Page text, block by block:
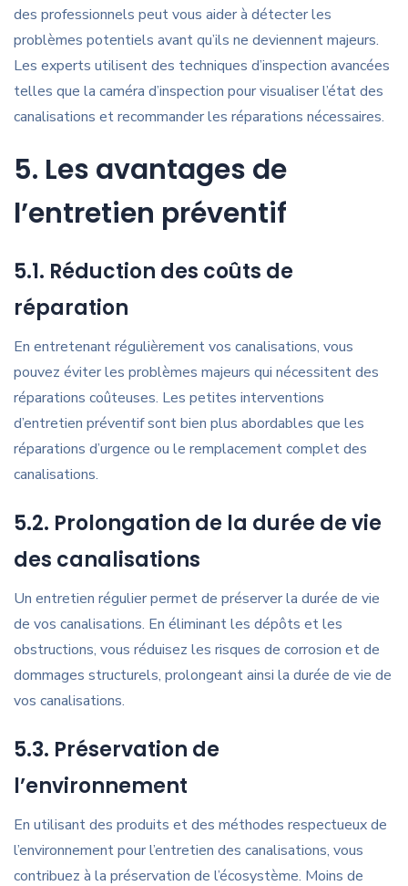
des professionnels peut vous aider à détecter les
problèmes potentiels avant qu’ils ne deviennent majeurs.
Les experts utilisent des techniques d’inspection avancées
telles que la caméra d’inspection pour visualiser l’état des
canalisations et recommander les réparations nécessaires.
5. Les avantages de
l’entretien préventif
5.1. Réduction des coûts de
réparation
En entretenant régulièrement vos canalisations, vous
pouvez éviter les problèmes majeurs qui nécessitent des
réparations coûteuses. Les petites interventions
d’entretien préventif sont bien plus abordables que les
réparations d’urgence ou le remplacement complet des
canalisations.
5.2. Prolongation de la durée de vie
des canalisations
Un entretien régulier permet de préserver la durée de vie
de vos canalisations. En éliminant les dépôts et les
obstructions, vous réduisez les risques de corrosion et de
dommages structurels, prolongeant ainsi la durée de vie de
vos canalisations.
5.3. Préservation de
l’environnement
En utilisant des produits et des méthodes respectueux de
l’environnement pour l’entretien des canalisations, vous
contribuez à la préservation de l’écosystème. Moins de